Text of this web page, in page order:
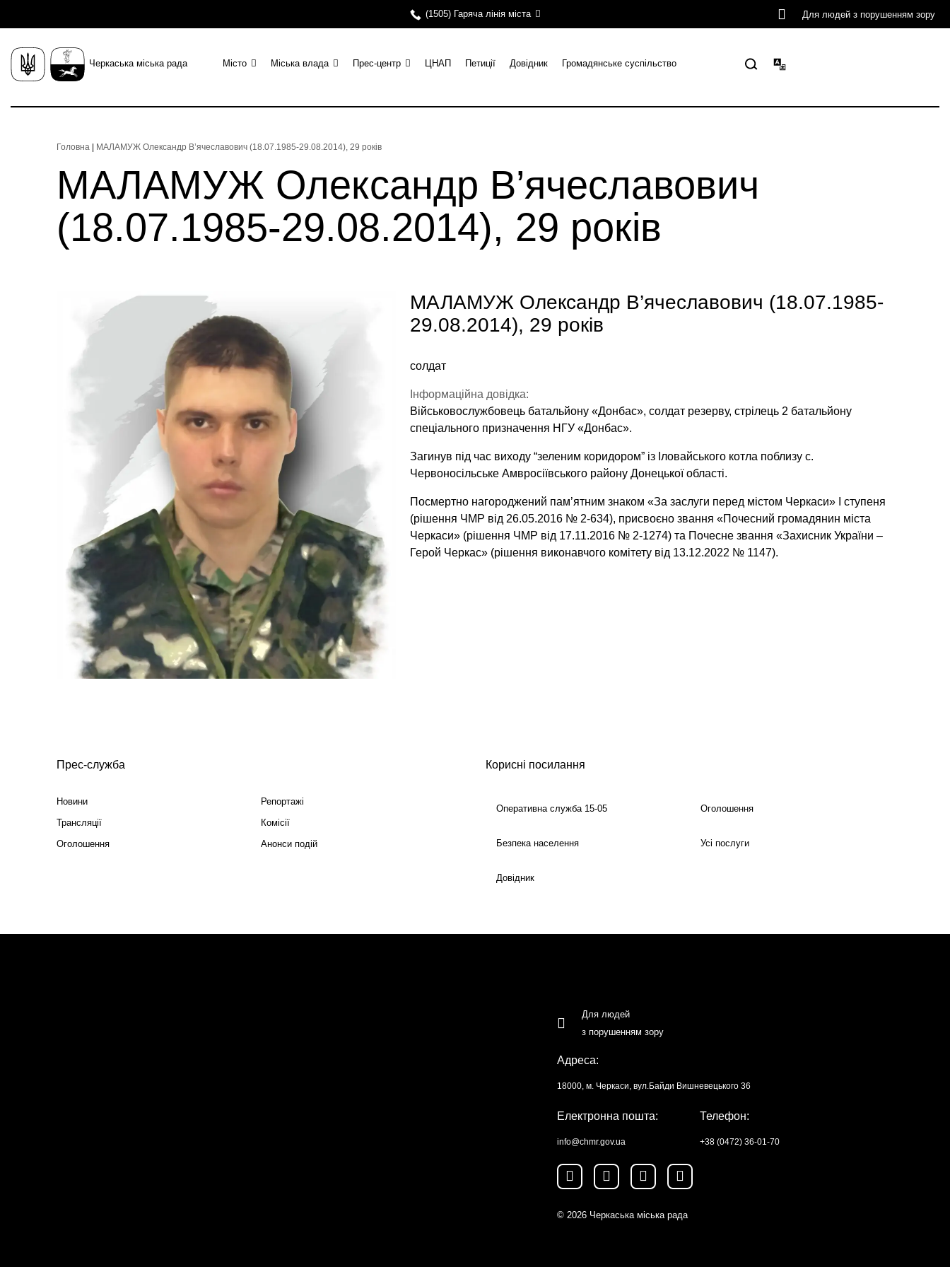
(1505) Гаряча лінія міста Для людей з порушенням зору
Черкаська міська рада Місто Міська влада Прес-центр ЦНАП Петиції Довідник Громадянське суспільство
Головна МАЛАМУЖ Олександр В’ячеславович (18.07.1985-29.08.2014), 29 років
МАЛАМУЖ Олександр В’ячеславович
(18.07.1985-29.08.2014), 29 років
МАЛАМУЖ Олександр В’ячеславович (18.07.1985-
29.08.2014), 29 років
солдат
Інформаційна довідка:
Військовослужбовець батальйону «Донбас», солдат резерву, стрілець 2 батальйону
спеціального призначення НГУ «Донбас».
Загинув під час виходу “зеленим коридором” із Іловайського котла поблизу с.
Червоносільське Амвросіївського району Донецької області.
Посмертно нагороджений пам’ятним знаком «За заслуги перед містом Черкаси» I ступеня
(рішення ЧМР від 26.05.2016 № 2-634), присвоєно звання «Почесний громадянин міста
Черкаси» (рішення ЧМР від 17.11.2016 № 2-1274) та Почесне звання «Захисник України –
Герой Черкас» (рішення виконавчого комітету від 13.12.2022 № 1147).
Прес-служба
Новини
Репортажі
Трансляції
Комісії
Оголошення
Анонси подій
Корисні посилання
Оперативна служба 15-05 Оголошення
Безпека населення Усі послуги
Довідник
Для людей
з порушенням зору
Адреса:
18000, м. Черкаси, вул.Байди Вишневецького 36
Електронна пошта:
info@chmr.gov.ua
Телефон:
+38 (0472) 36-01-70
© 2026 Черкаська міська рада